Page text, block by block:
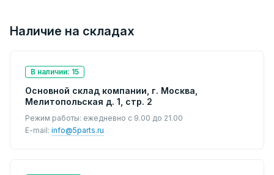
Наличие на складах
В наличии: 15
Основной склад компании, г. Москва,
Мелитопольская д. 1, стр. 2
Режим работы: ежедневно с 9.00 до 21.00
E-mail: info@5parts.ru